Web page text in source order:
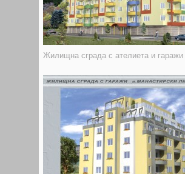
Жилищна сграда с ателиета и гаражи